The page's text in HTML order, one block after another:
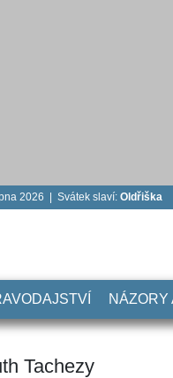
2026 | Svátek slaví: Oldřiška
NÁZORY
Tachezy